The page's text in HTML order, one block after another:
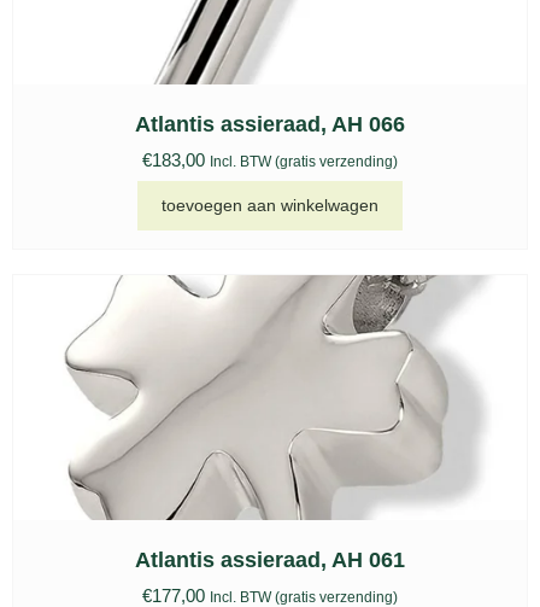
Atlantis assieraad, AH 066
€183,00 Incl. BTW (gratis verzending)
toevoegen aan winkelwagen
Atlantis assieraad, AH 061
€177,00 Incl. BTW (gratis verzending)